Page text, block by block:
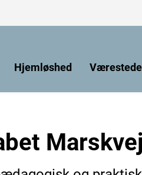
Hjemløshed
Marskvej